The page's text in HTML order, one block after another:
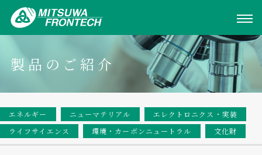
製品のご紹介
エネルギー ニューマテリアル
エレクトロニクス・実装
ライフサイエンス
環境・カーボンニュートラル 文化財